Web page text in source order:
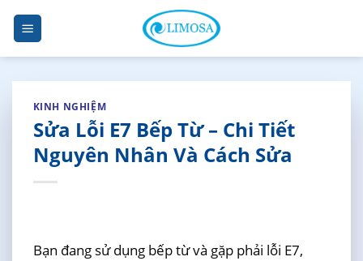
Skip
content
KINH NGHIỆM
Sửa Lỗi E7 Bếp Từ – Chi Tiết
Nguyên Nhân Và Cách Sửa
Bạn đang sử dụng bếp từ và gặp phải lỗi E7,